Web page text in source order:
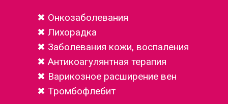
✖ Онкозаболевания
✖ Лихорадка
✖ Заболевания кожи, воспаления
✖ Антикоагулянтная терапия
✖ Варикозное расширение вен
✖ Тромбофлебит